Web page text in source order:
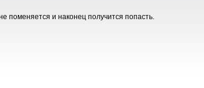
поменяется и наконец получится попасть.